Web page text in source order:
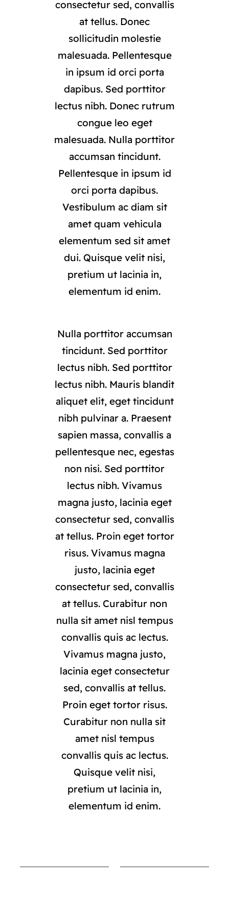
consectetur sed, convallis
at tellus. Donec
sollicitudin molestie
malesuada. Pellentesque
in ipsum id orci porta
dapibus. Sed porttitor
lectus nibh. Donec rutrum
congue leo eget
malesuada. Nulla porttitor
accumsan tincidunt.
Pellentesque in ipsum id
orci porta dapibus.
Vestibulum ac diam sit
amet quam vehicula
elementum sed sit amet
dui. Quisque velit nisi,
pretium ut lacinia in,
elementum id enim.
Nulla porttitor accumsan
tincidunt. Sed porttitor
lectus nibh. Sed porttitor
lectus nibh. Mauris blandit
aliquet elit, eget tincidunt
nibh pulvinar a. Praesent
sapien massa, convallis a
pellentesque nec, egestas
non nisi. Sed porttitor
lectus nibh. Vivamus
magna justo, lacinia eget
consectetur sed, convallis
at tellus. Proin eget tortor
risus. Vivamus magna
justo, lacinia eget
consectetur sed, convallis
at tellus. Curabitur non
nulla sit amet nisl tempus
convallis quis ac lectus.
Vivamus magna justo,
lacinia eget consectetur
sed, convallis at tellus.
Proin eget tortor risus.
Curabitur non nulla sit
amet nisl tempus
convallis quis ac lectus.
Quisque velit nisi,
pretium ut lacinia in,
elementum id enim.